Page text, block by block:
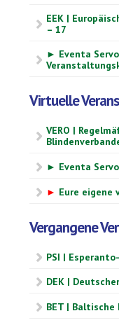
EEK |
– 17
► Eventa
Virtuelle
VERO |
► Eventa
► Eure eigene
Vergangene
PSI |
DEK |
BET |